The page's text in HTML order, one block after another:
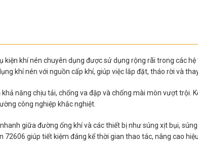
kiện khí nén chuyên dụng được sử dụng rộng rãi trong các
khí nén với nguồn cấp khí, giúp việc lắp đặt, tháo rời và
năng chịu tải, chống va đập và chống mài mòn vượt trội.
công nghiệp khắc nghiệt.
giữa đường ống khí và các thiết bị như súng xịt bụi,
giúp tiết kiệm đáng kể thời gian thao tác, nâng cao